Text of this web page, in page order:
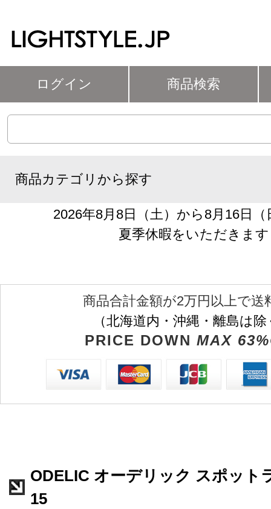
ログイン 商品検索
商品カテゴリから探す
2026年8月8日（土）から8月16日
夏季休暇をいただきます
商品合計金額が2万円以上で送
（北海道内・沖縄・離島は
PRICE DOWN MAX
ODELIC オーデリック スポット
15